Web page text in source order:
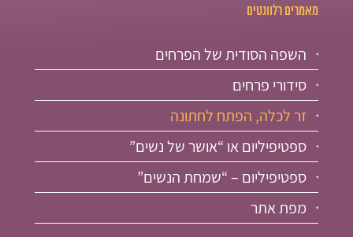
מאמרים רלוונטים
השפה הסודית של הפרחים
סידורי פרחים
זר לכלה, הפתח לחתונה
ספטיפיליום או “אושר של נשים”
ספטיפיליום – “שמחת הנשים”
מפת אתר